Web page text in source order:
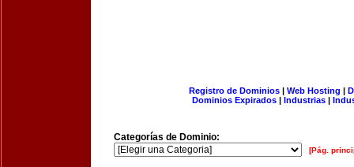
Registro de Dominios| Web Hosting |
Dominios Expirados | Industrias |
Categorías de Dominio:
[Pág.